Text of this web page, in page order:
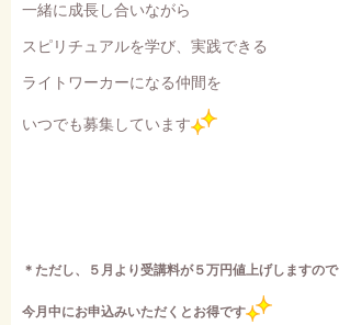
一緒に成長し合いながら
スピリチュアルを学び、実践できる
ライトワーカーになる仲間を
いつでも募集しています
＊ただし、５月より受講料が５万円値上げしますので
今月中にお申込みいただくとお得です